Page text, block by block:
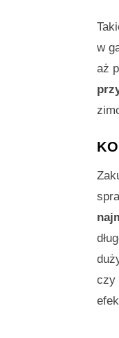
w
aż
czy